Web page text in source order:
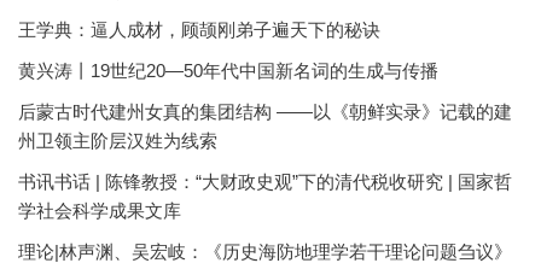
王学典：逼人成材，顾颉刚弟子遍天下的秘诀
黄兴涛丨19世纪20—50年代中国新名词的生成与传播
后蒙古时代建州女真的集团结构 ——以《朝鲜实录》记载的建
州卫领主阶层汉姓为线索
书讯书话 | 陈锋教授：“大财政史观”下的清代税收研究 | 国家哲
学社会科学成果文库
理论|林声渊、吴宏岐：《历史海防地理学若干理论问题刍议》